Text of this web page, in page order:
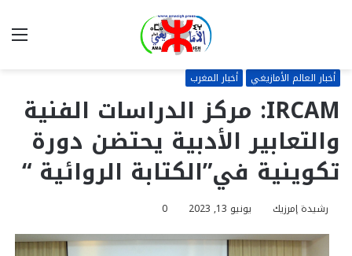
أخبار العالم الأمازيغي أخبار المغرب
IRCAM: مركز الدراسات الفنية
والتعابير الأدبية يحتضن دورة
تكوينية في”الكتابة الروائية “
رشيدة إمرزيك يونيو 13, 2023 0